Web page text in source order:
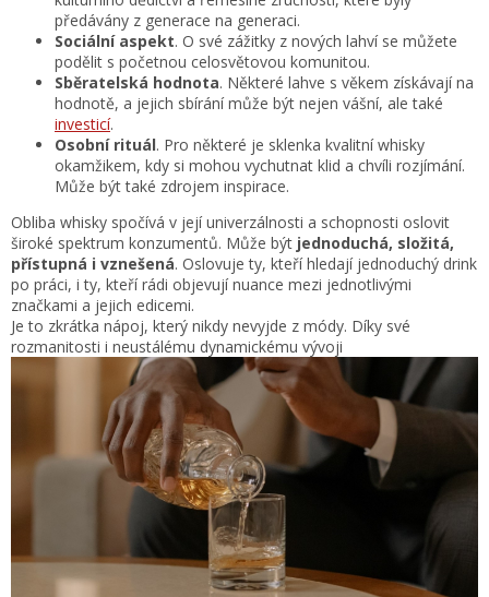
předávány z generace na generaci.
Sociální aspekt. O své zážitky z nových lahví se můžete
podělit s početnou celosvětovou komunitou.
Sběratelská hodnota. Některé lahve s věkem získávají na
hodnotě, a jejich sbírání může být nejen vášní, ale také
investicí.
Osobní rituál. Pro některé je sklenka kvalitní whisky
okamžikem, kdy si mohou vychutnat klid a chvíli rozjímání.
Může být také zdrojem inspirace.
Obliba whisky spočívá v její univerzálnosti a schopnosti oslovit
široké spektrum konzumentů. Může být jednoduchá, složitá,
přístupná i vznešená. Oslovuje ty, kteří hledají jednoduchý drink
po práci, i ty, kteří rádi objevují nuance mezi jednotlivými
značkami a jejich edicemi.
Je to zkrátka nápoj, který nikdy nevyjde z módy. Díky své
rozmanitosti i neustálému dynamickému vývoji